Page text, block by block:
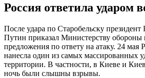
Россия ответила ударом
После удара по Старобельску
Путин приказал Министерству обороны
предложения по ответу на атаку. 24 мая
нанесла один из самых массированных
территории. В частности, в Киеве и
ночь были слышны взрывы.